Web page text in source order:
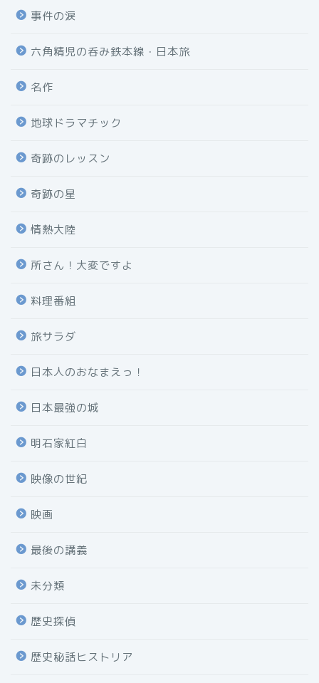
事件の涙
六角精児の呑み鉄本線・日本旅
名作
地球ドラマチック
奇跡のレッスン
奇跡の星
情熱大陸
所さん！大変ですよ
料理番組
旅サラダ
日本人のおなまえっ！
日本最強の城
明石家紅白
映像の世紀
映画
最後の講義
未分類
歴史探偵
歴史秘話ヒストリア